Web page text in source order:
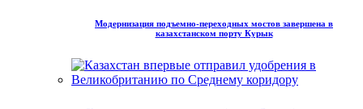
Модернизация подъемно-переходных мостов завершена в
казахстанском порту Курык